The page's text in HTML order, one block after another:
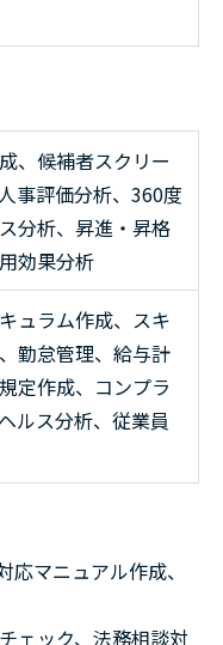
、候補者スクリー
事評価分析、360度
分析、昇進・昇格
効果分析
ュラム作成、スキ
勤怠管理、給与計
定作成、コンプラ
ルス分析、従業員
マニュアル作成、
ェック、法務相談対